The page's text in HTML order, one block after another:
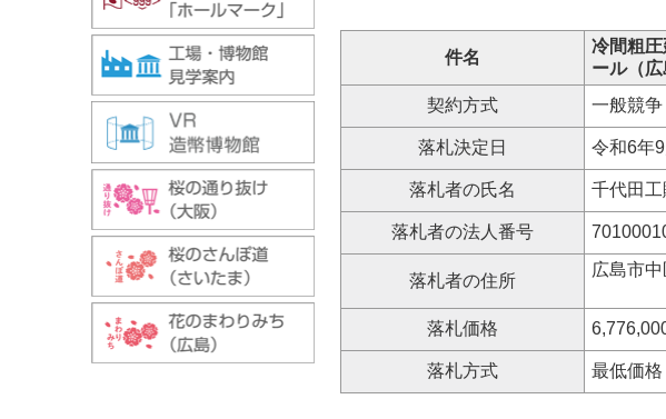
件名
冷間粗
ール（
契約方式
一般競争
落札決定日 令和6年
落札者の氏名 千代田
落札者の法人番号
落札者の住所
広島市
落札価格
落札方式 最低価格